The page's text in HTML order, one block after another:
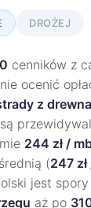
DROŻEJ
cenników z
ocenić
z drewna
244 zł /
(247
jest
aż po